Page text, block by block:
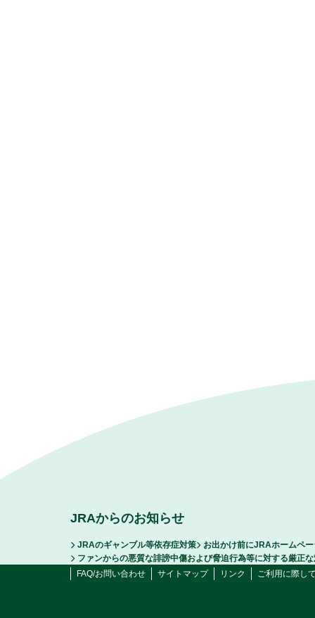
JRAからのお知らせ
JRAのギャンブル等依存症対策
お出かけ前にJRAホームペ
ファンからの悪質な誹謗中傷および脅迫行為等に対する厳正
FAQ/お問い合わせ
サイトマップ リンク ご利用に際し